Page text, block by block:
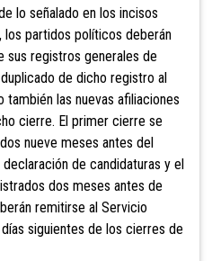
lo señalado en los incisos
partidos políticos deberán
sus registros generales de
de dicho registro al
las nuevas afiliaciones
cierre. El primer cierre se
nueve meses antes del
de candidaturas y el
dos meses antes de
remitirse al Servicio
siguientes de los cierres de